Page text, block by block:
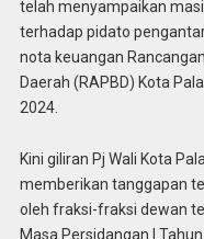
telah menyampaikan
terhadap pidato
nota keuangan
Daerah (RAPBD) Kota
2024.
Kini giliran Pj Wali Kota
memberikan tanggapan
oleh fraksi-fraksi dewan
Masa Persidangan I